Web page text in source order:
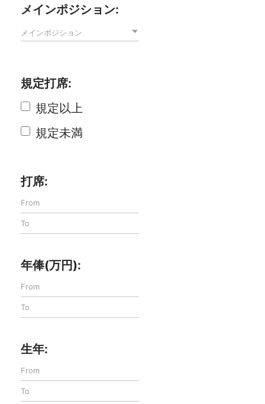
メインポジション:
メインポジション
規定打席:
規定以上
規定未満
打席:
年俸(万円):
生年: